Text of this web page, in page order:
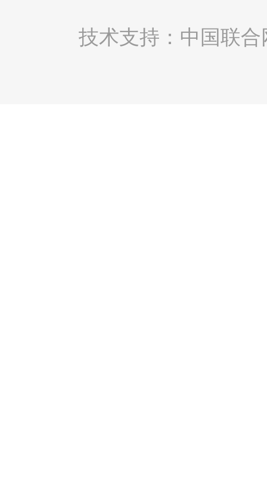
技术支持：中国联